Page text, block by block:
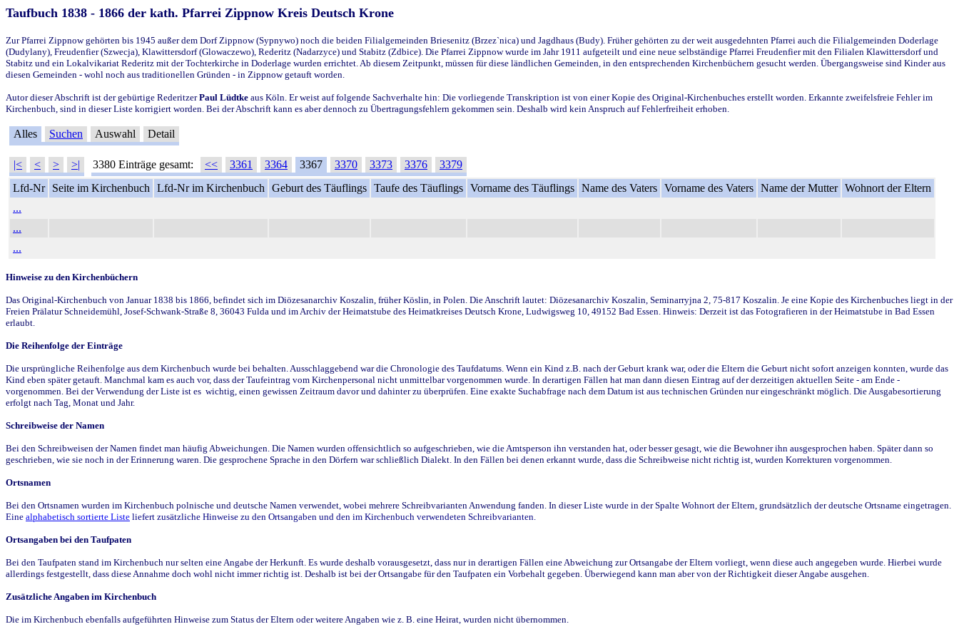
Taufbuch 1838 - 1866 der kath. Pfarrei Zippnow Kreis Deutsch Krone
Zur Pfarrei Zippnow gehörten bis 1945 außer dem Dorf Zippnow (Sypnywo) noch die beiden Filialgemeinden Briesenitz (Brzez`nica) und Jagdhaus (Budy). Früher gehörten zu der weit ausgedehnten Pfarrei auch die Filialgemeinden Doderlage
(Dudylany), Freudenfier (Szwecja), Klawittersdorf (Glowaczewo), Rederitz (Nadarzyce) und Stabitz (Zdbice). Die Pfarrei Zippnow wurde im Jahr 1911 aufgeteilt und eine neue selbständige Pfarrei Freudenfier mit den Filialen Klawittersdorf und
Stabitz und ein Lokalvikariat Rederitz mit der Tochterkirche in Doderlage wurden errichtet. Ab diesem Zeitpunkt, müssen für diese ländlichen Gemeinden, in den entsprechenden Kirchenbüchern gesucht werden. Übergangsweise sind Kinder aus
diesen Gemeinden - wohl noch aus traditionellen Gründen - in Zippnow getauft worden.
Autor dieser Abschrift ist der gebürtige RederitzerPaul Lüdtke aus Köln. Er weist auf folgende Sachverhalte hin: Die vorliegende Transkription ist von einer Kopie des Original-Kirchenbuches erstellt worden. Erkannte zweifelsfreie Fehler im
Kirchenbuch, sind in dieser Liste korrigiert worden. Bei der Abschrift kann es aber dennoch zu Übertragungsfehlern gekommen sein. Deshalb wird kein Anspruch auf Fehlerfreiheit erhoben.
Alles Suchen Auswahl Detail
|< < > >| 3380 Einträge gesamt: << 3361 3364 3367 3370 3373 3376
3379
Lfd-Nr
Seite im Kirchenbuch Lfd-Nr im Kirchenbuch Geburt des Täuflings Taufe des Täuflings Vorname des Täuflings Name des Vaters Vorname des Vaters Name der Mutter Wohnort der Eltern
...
...
...
Hinweise zu den Kirchenbüchern
Das Original-Kirchenbuch von Januar 1838 bis 1866, befindet sich im Diözesanarchiv Koszalin, früher Köslin, in Polen. Die Anschrift lautet: Diözesanarchiv Koszalin, Seminarryjna 2, 75-817 Koszalin. Je eine Kopie des Kirchenbuches liegt in der
Freien Prälatur Schneidemühl, Josef-Schwank-Straße 8, 36043 Fulda und im Archiv der Heimatstube des Heimatkreises Deutsch Krone, Ludwigsweg 10, 49152 Bad Essen. Hinweis: Derzeit ist das Fotografieren in der Heimatstube in Bad Essen
erlaubt.
Die Reihenfolge der Einträge
Die ursprüngliche Reihenfolge aus dem Kirchenbuch wurde bei behalten. Ausschlaggebend war die Chronologie des Taufdatums. Wenn ein Kind z.B. nach der Geburt krank war, oder die Eltern die Geburt nicht sofort anzeigen konnten, wurde das
Kind eben später getauft. Manchmal kam es auch vor, dass der Taufeintrag vom Kirchenpersonal nicht unmittelbar vorgenommen wurde. In derartigen Fällen hat man dann diesen Eintrag auf der derzeitigen aktuellen Seite - am Ende -
vorgenommen. Bei der Verwendung der Liste ist es wichtig, einen gewissen Zeitraum davor und dahinter zu überprüfen. Eine exakte Suchabfrage nach dem Datum ist aus technischen Gründen nur eingeschränkt möglich. Die Ausgabesortierung
erfolgt nach Tag, Monat und Jahr.
Schreibweise der Namen
Bei den Schreibweisen der Namen findet man häufig Abweichungen. Die Namen wurden offensichtlich so aufgeschrieben, wie die Amtsperson ihn verstanden hat, oder besser gesagt, wie die Bewohner ihn ausgesprochen haben. Später dann so
geschrieben, wie sie noch in der Erinnerung waren. Die gesprochene Sprache in den Dörfern war schließlich Dialekt. In den Fällen bei denen erkannt wurde, dass die Schreibweise nicht richtig ist, wurden Korrekturen vorgenommen.
Ortsnamen
Bei den Ortsnamen wurden im Kirchenbuch polnische und deutsche Namen verwendet, wobei mehrere Schreibvarianten Anwendung fanden. In dieser Liste wurde in der Spalte Wohnort der Eltern, grundsätzlich der deutsche Ortsname eingetragen.
Eine alphabetisch sortierte Liste liefert zusätzliche Hinweise zu den Ortsangaben und den im Kirchenbuch verwendeten Schreibvarianten.
Ortsangaben bei den Taufpaten
Bei den Taufpaten stand im Kirchenbuch nur selten eine Angabe der Herkunft. Es wurde deshalb vorausgesetzt, dass nur in derartigen Fällen eine Abweichung zur Ortsangabe der Eltern vorliegt, wenn diese auch angegeben wurde. Hierbei wurde
allerdings festgestellt, dass diese Annahme doch wohl nicht immer richtig ist. Deshalb ist bei der Ortsangabe für den Taufpaten ein Vorbehalt gegeben. Überwiegend kann man aber von der Richtigkeit dieser Angabe ausgehen.
Zusätzliche Angaben im Kirchenbuch
Die im Kirchenbuch ebenfalls aufgeführten Hinweise zum Status der Eltern oder weitere Angaben wie z. B. eine Heirat, wurden nicht übernommen.